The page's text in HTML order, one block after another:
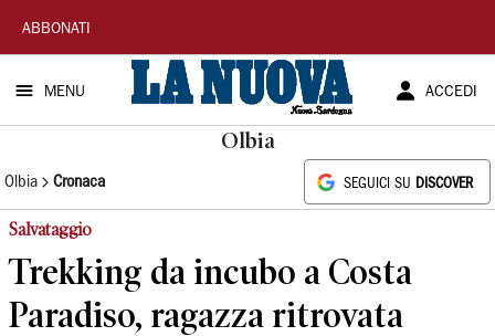
La
Nuova
Sardegna
ABBONATI
MENU ACCEDI
Olbia
Olbia Cronaca SEGUICI SU DISCOVER
Salvataggio
Trekking da incubo a Costa
Paradiso, ragazza ritrovata